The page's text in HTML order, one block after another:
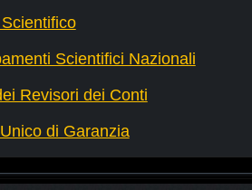
Scientifici Nazionali
Revisori dei Conti
di Garanzia